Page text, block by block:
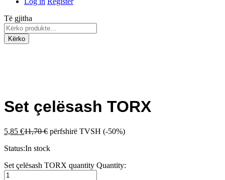
Të gjitha
Kërko
Set çelësash TORX
5,85 €11,70€ përfshirë TVSH (-50%)
Status:In stock
Set çelësash TORX quantity Quantity: